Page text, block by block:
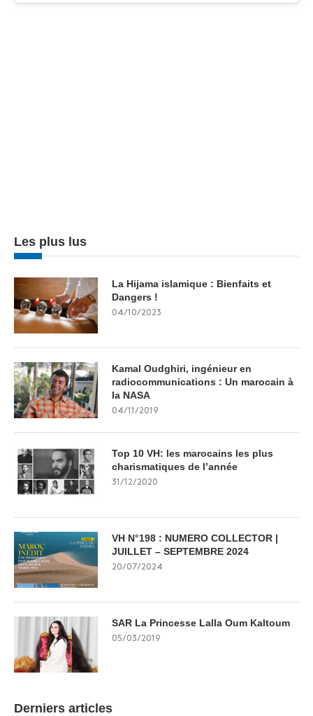
Les plus lus
La Hijama islamique : Bienfaits et
Dangers !
04/10/2023
Kamal Oudghiri, ingénieur en
radiocommunications : Un marocain à
la NASA
04/11/2019
Top 10 VH: les marocains les plus
charismatiques de l’année
31/12/2020
VH N°198 : NUMERO COLLECTOR |
JUILLET – SEPTEMBRE 2024
20/07/2024
SAR La Princesse Lalla Oum Kaltoum
05/03/2019
Derniers articles